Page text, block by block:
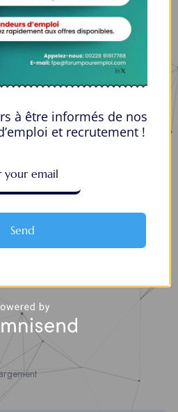
à être informés de nos
et recrutement !
Send